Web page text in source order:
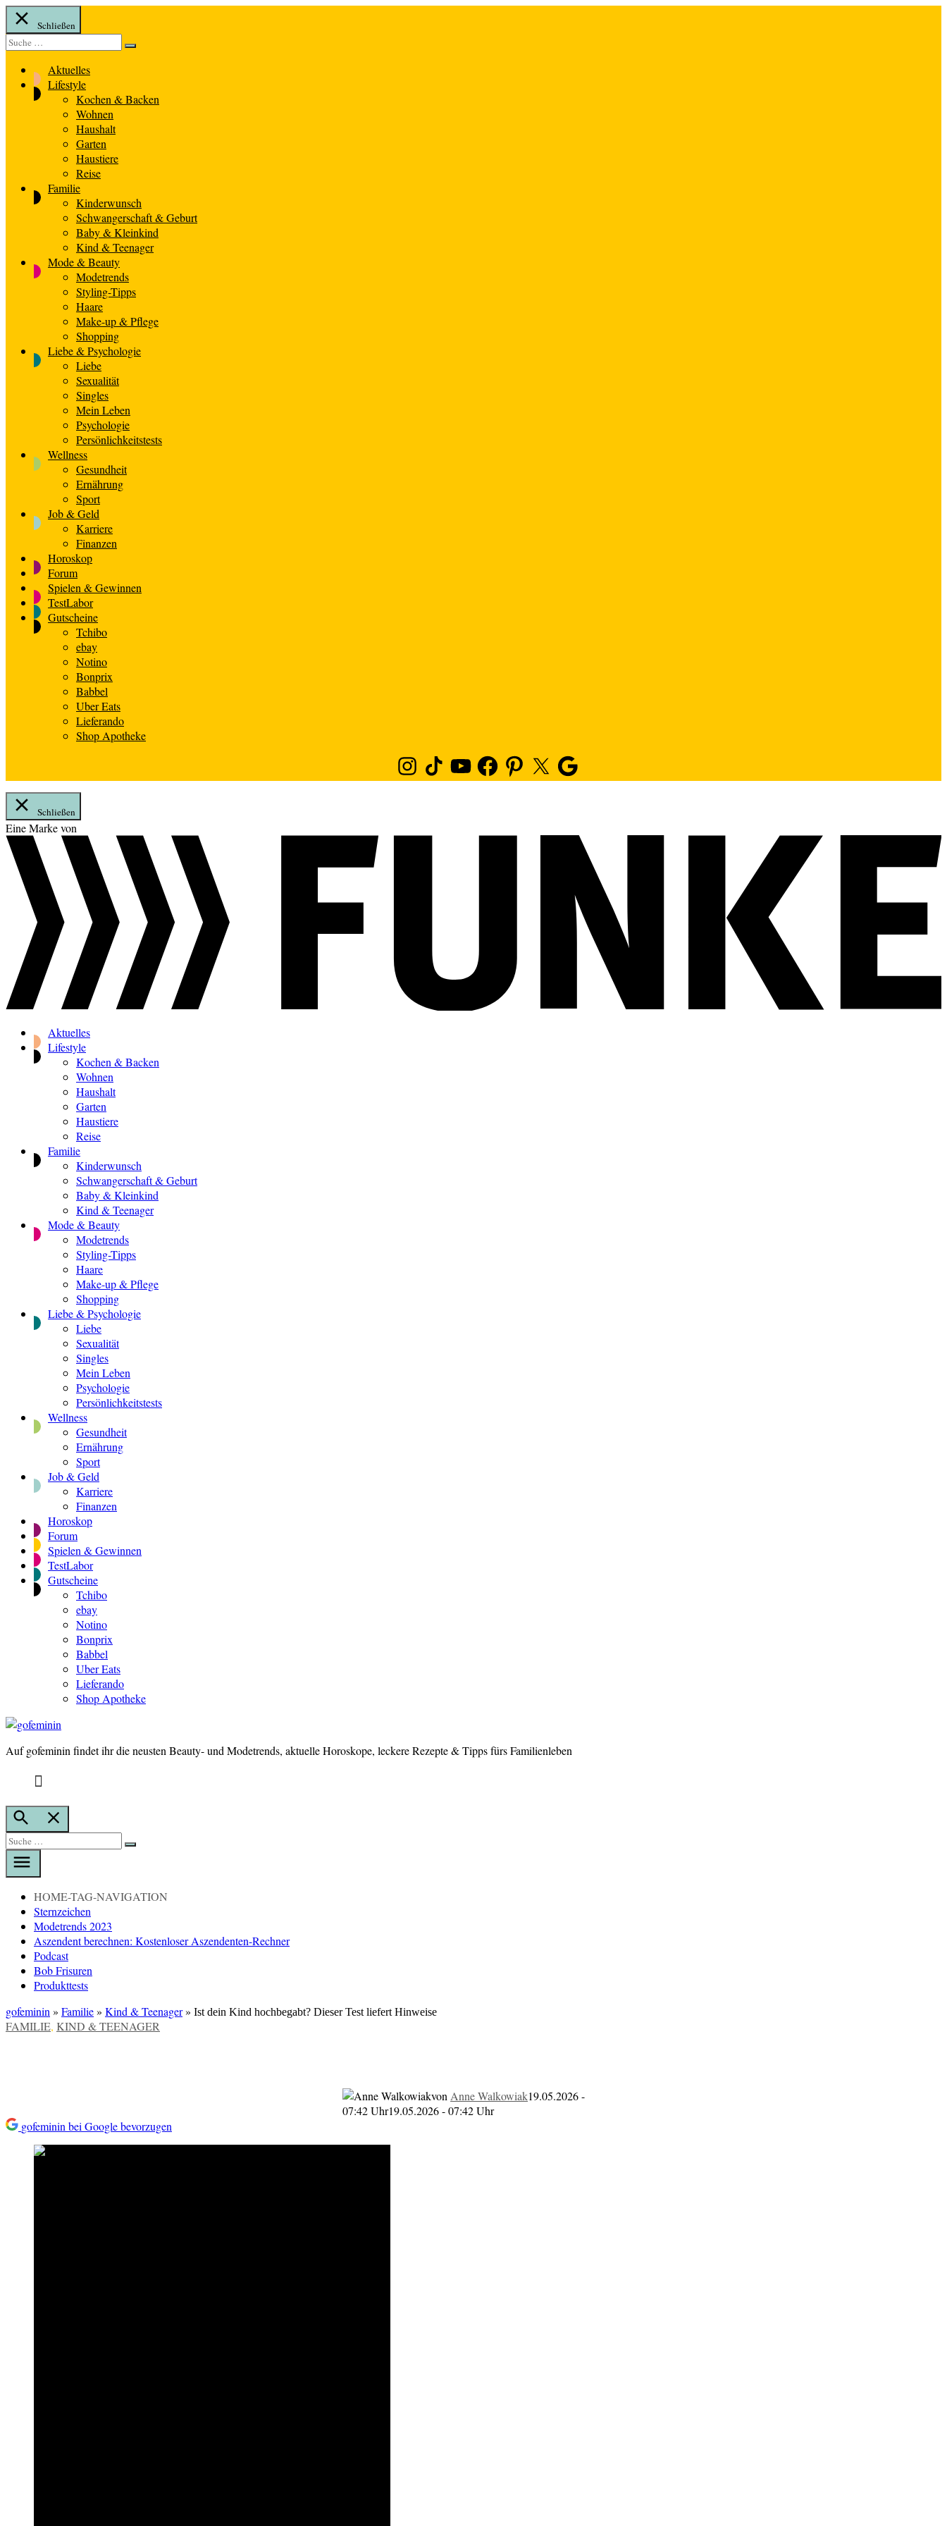
Schließen
Suche
nach:
Suche
Aktuelles
Lifestyle
Kochen & Backen
Wohnen
Haushalt
Garten
Haustiere
Reise
Familie
Kinderwunsch
Schwangerschaft & Geburt
Baby & Kleinkind
Kind & Teenager
Mode & Beauty
Modetrends
Styling-Tipps
Haare
Make-up & Pflege
Shopping
Liebe & Psychologie
Liebe
Sexualität
Singles
Mein Leben
Psychologie
Persönlichkeitstests
Wellness
Gesundheit
Ernährung
Sport
Job & Geld
Karriere
Finanzen
Horoskop
Forum
Spielen & Gewinnen
TestLabor
Gutscheine
Tchibo
ebay
Notino
Bonprix
Babbel
Uber Eats
Lieferando
Shop Apotheke
InstagramTikTokYoutubeFacebookPinterestTwitterGoogle
News
Schließen
Zum
Inhalt
springen
Eine Marke von
Aktuelles
Lifestyle
Kochen & Backen
Wohnen
Haushalt
Garten
Haustiere
Reise
Familie
Kinderwunsch
Schwangerschaft & Geburt
Baby & Kleinkind
Kind & Teenager
Mode & Beauty
Modetrends
Styling-Tipps
Haare
Make-up & Pflege
Shopping
Liebe & Psychologie
Liebe
Sexualität
Singles
Mein Leben
Psychologie
Persönlichkeitstests
Wellness
Gesundheit
Ernährung
Sport
Job & Geld
Karriere
Finanzen
Horoskop
Forum
Spielen & Gewinnen
TestLabor
Gutscheine
Tchibo
ebay
Notino
Bonprix
Babbel
Uber Eats
Lieferando
Shop Apotheke
gofeminin
Auf gofeminin findet ihr die neusten Beauty- und Modetrends, aktuelle Horoskope, leckere Rezepte & Tipps fürs Familienleben
Suche
öffnen
Suche
nach:
Suche
HOME-TAG-NAVIGATION
Sternzeichen
Modetrends 2023
Aszendent berechnen: Kostenloser Aszendenten-Rechner
Podcast
Bob Frisuren
Produkttests
gofeminin » Familie» Kind & Teenager» Ist dein Kind hochbegabt? Dieser Test liefert Hinweise
VERÖFFENTLICHT
FAMILIE, KIND & TEENAGER
von Anne Walkowiak19.05.2026 -
07:42 Uhr19.05.2026 - 07:42 Uhr
gofeminin bei Google bevorzugen